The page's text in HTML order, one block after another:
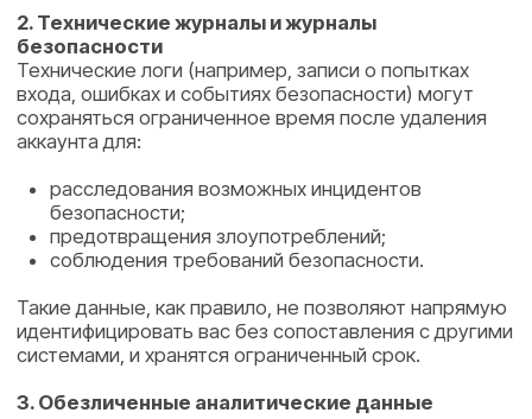
Войти
Продукт
Решение
Возможности
Кейсы